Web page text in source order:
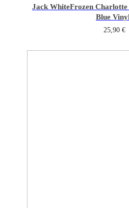
Jack WhiteFrozen
Blue
25,90 €